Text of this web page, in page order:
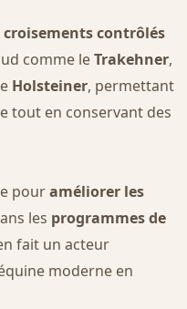
contrôlés
comme leTrakehner,
Holsteiner, permettant
tout en conservant des
pouraméliorer les
les programmes de
fait un acteur
moderne en